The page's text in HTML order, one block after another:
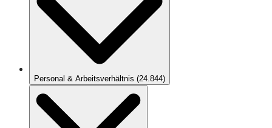
Personal & Arbeitsverhältnis (24.844)